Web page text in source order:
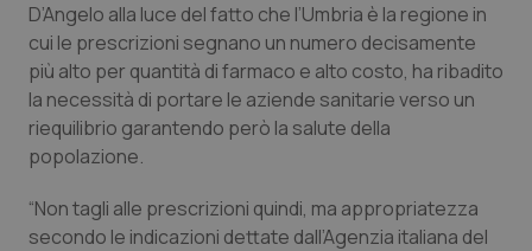
Tumore ovarico
Tumori del Polmone & Testa Collo
Tumori gastrointestinali
Ulcera & Reflusso
D’Angelo alla luce del fatto che l’Umbria è la regione in
cui le prescrizioni segnano un numero decisamente
più alto per quantità di farmaco e alto costo, ha ribadito
la necessità di portare le aziende sanitarie verso un
riequilibrio garantendo però la salute della
popolazione.
“Non tagli alle prescrizioni quindi, ma appropriatezza
secondo le indicazioni dettate dall’Agenzia italiana del